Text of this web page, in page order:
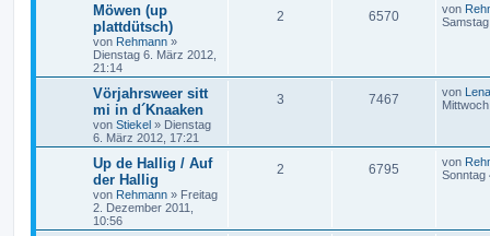
Möwen (up
plattdütsch)
von Rehmann »
Dienstag 6. März 2012,
21:14
2 6570 von
Vörjahrsweer sitt
mi in d´Knaaken
von Stiekel » Dienstag
6. März 2012, 17:21
3 7467 von Lena
Up de Hallig / Auf
der Hallig
von Rehmann » Freitag
2. Dezember 2011,
10:56
2 6795 von
Sonntag